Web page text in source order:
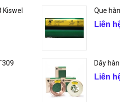
Kiswel Que
Liên
Dây
Liên